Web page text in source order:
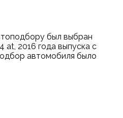
был выбран
at, 2016 года выпуска с
автомобиля было